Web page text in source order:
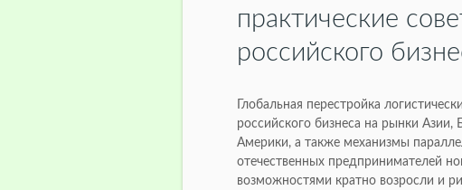
практические
российского
Глобальная перестройка
российского бизнеса на рынки
Америки, а также механизмы
отечественных предпринимателей
возможностями кратно возросли и